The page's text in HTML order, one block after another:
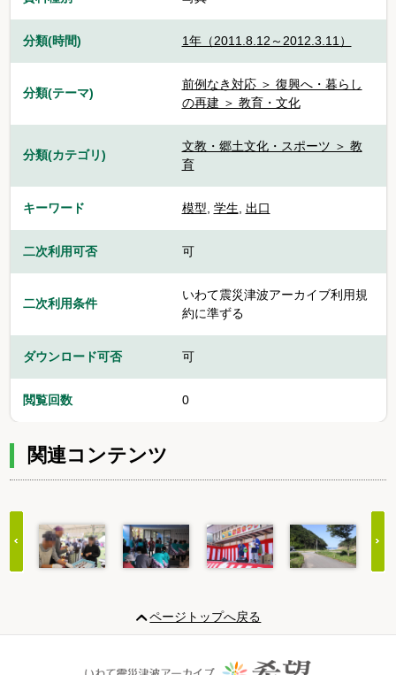
分類(時間) 1年（2011.8.12～2012.3.11）
分類(テーマ)
前例なき対応 ＞ 復興へ・暮らし
の再建 ＞ 教育・文化
分類(カテゴリ)
文教・郷土文化・スポーツ ＞ 教
育
キーワード 模型, 学生, 出口
二次利用可否 可
二次利用条件
いわて震災津波アーカイブ利用規
約に準ずる
ダウンロード可否 可
閲覧回数 0
関連コンテンツ
20
ページトップへ戻る